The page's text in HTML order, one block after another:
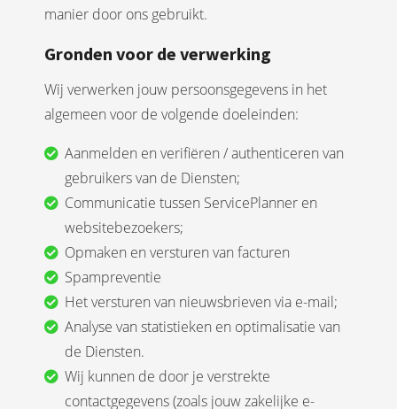
manier door ons gebruikt.
Gronden voor de verwerking
Wij verwerken jouw persoonsgegevens in het
algemeen voor de volgende doeleinden:
Aanmelden en verifiëren / authenticeren van
gebruikers van de Diensten;
Communicatie tussen ServicePlanner en
websitebezoekers;
Opmaken en versturen van facturen
Spampreventie
Het versturen van nieuwsbrieven via e-mail;
Analyse van statistieken en optimalisatie van
de Diensten.
Wij kunnen de door je verstrekte
contactgegevens (zoals jouw zakelijke e-